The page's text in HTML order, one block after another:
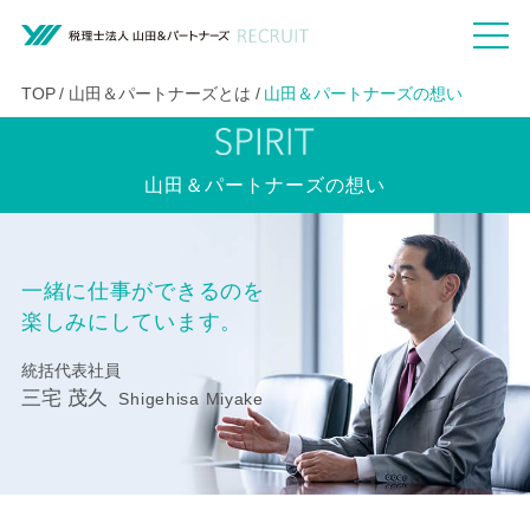
TOP 山田＆パートナーズとは 山田＆パートナーズの想い
山田＆パートナーズの想い
一緒に仕事ができるのを
楽しみにしています。
統括代表社員
三宅 茂久 Shigehisa Miyake